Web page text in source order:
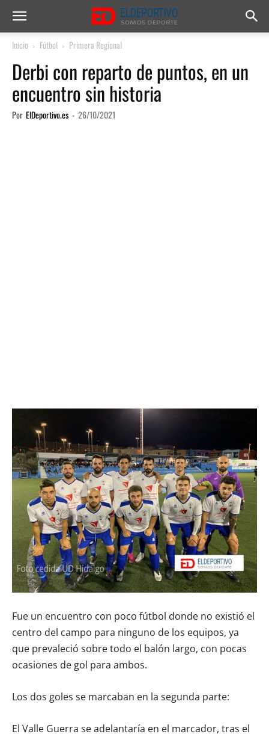
Inicio Fútbol Primera Regional
Derbi con reparto de puntos, en un
encuentro sin historia
Por ElDeportivo.es - 26/10/2021
Fue un encuentro con poco fútbol donde no existió el
centro del campo para ninguno de los equipos, ya
que prevaleció sobre todo el balón largo, con pocas
ocasiones de gol para ambos.
Los dos goles se marcaban en la segunda parte:
El Valle Guerra se adelantaría en el marcador, tras el